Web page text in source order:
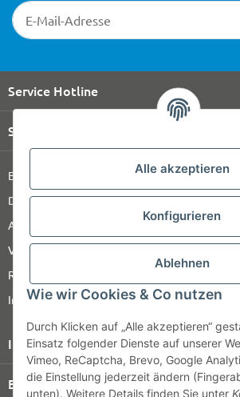
Alle akzeptieren
Konfigurieren
Ablehnen
Wie wir Cookies & Co nutzen
Durch Klicken auf „Alle akzeptieren“
Einsatz folgender Dienste auf unserer
Vimeo, ReCaptcha, Brevo, Google
die Einstellung jederzeit ändern
unten). Weitere Details finden Sie unter
Newsletter-Registrierung
Service Hotline
Shop Service
Barrierefreiheitserklärung
Datenschutz
AGB
Versandinformationen
Retour
Impressum
Informationen
Bezahlung & Versand